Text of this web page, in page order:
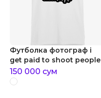
Футболка фотограф i
get paid to shoot people
150 000 сум